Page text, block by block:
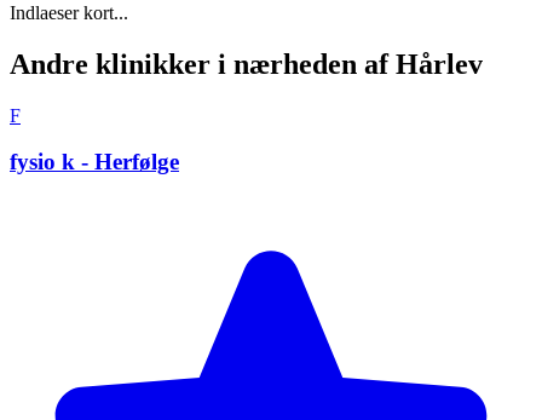
Indlaeser kort...
Andre klinikker i nærheden af Hårlev
F
fysio k - Herfølge